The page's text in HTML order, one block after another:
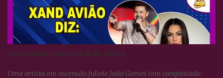
A incrível jornada musical de Juliete
Uma artista em ascensão Juliete João Gomes tem conquistado